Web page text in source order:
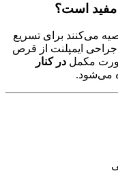
مفید است؟
می‌کنند برای تسریع
جراحی ایمپلنت از قرص
صورت مکمل در کنار
می‌شود.